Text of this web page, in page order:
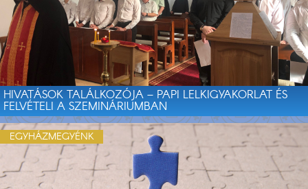
HIVATÁSOK TALÁLKOZÓJA – PAPI LELKIGYAKORLAT ÉS
FELVÉTELI A SZEMINÁRIUMBAN
EGYHÁZMEGYÉNK